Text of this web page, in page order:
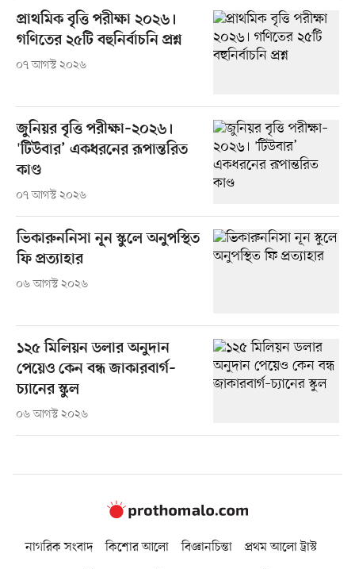
প্রাথমিক বৃত্তি পরীক্ষা ২০২৬।
গণিতের ২৫টি বহুনির্বাচনি প্রশ্ন
০৭ আগস্ট ২০২৬
জুনিয়র বৃত্তি পরীক্ষা–২০২৬।
'টিউবার’ একধরনের রূপান্তরিত
কাণ্ড
০৭ আগস্ট ২০২৬
ভিকারুননিসা নূন স্কুলে অনুপস্থিত
ফি প্রত্যাহার
০৬ আগস্ট ২০২৬
১২৫ মিলিয়ন ডলার অনুদান
পেয়েও কেন বন্ধ জাকারবার্গ–
চ্যানের স্কুল
০৬ আগস্ট ২০২৬
নাগরিক সংবাদ কিশোর আলো বিজ্ঞানচিন্তা
প্রথম আলো ট্রাস্ট